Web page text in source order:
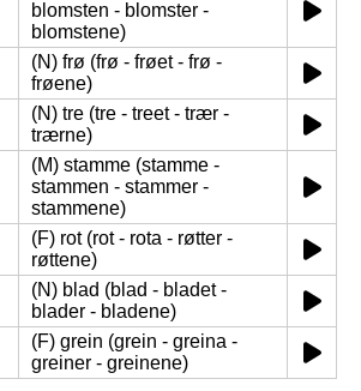
blomsten - blomster -
blomstene)
(N) frø (frø - frøet - frø -
frøene)
(N) tre (tre - treet - trær -
trærne)
(M) stamme (stamme -
stammen - stammer -
stammene)
(F) rot (rot - rota - røtter -
røttene)
(N) blad (blad - bladet -
blader - bladene)
(F) grein (grein - greina -
greiner - greinene)